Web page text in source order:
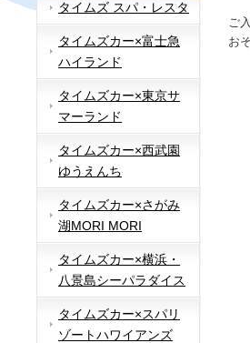
タイムズ スパ・レスタ
タイムズカー×富士急
ハイランド
タイムズカー×東京サ
マーランド
タイムズカー×西武園
ゆうえんち
タイムズカー×さがみ
湖MORI MORI
タイムズカー×横浜・
八景島シーパラダイス
タイムズカー×スパリ
ゾートハワイアンズ
ご
お